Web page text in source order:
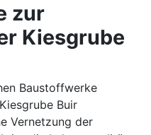
zur
Kiesgrube
Baustoffwerke
Buir
Vernetzung der